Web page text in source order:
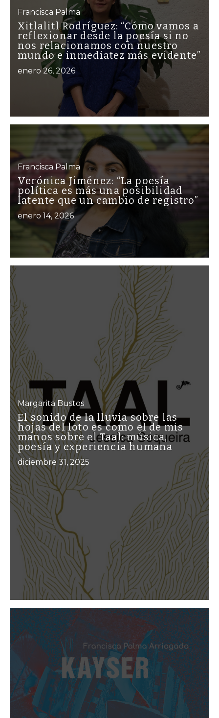
Francisca Palma
Xitlalitl Rodríguez: “Cómo vamos a
reflexionar desde la poesía si no
nos relacionamos con nuestro
mundo e inmediatez más evidente”
enero 26, 2026
Francisca Palma
Verónica Jiménez: “La poesía
política es más una posibilidad
latente que un cambio de registro”
enero 14, 2026
Margarita Bustos
El sonido de la lluvia sobre las
hojas del loto es como el de mis
manos sobre el Taal: música,
poesía y experiencia humana
diciembre 31, 2025